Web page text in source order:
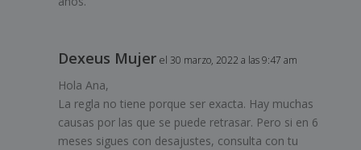
Dexeus Mujer el 30 marzo, 2022 a las 9:47 am
Hola Ana,
La regla no tiene porque ser exacta. Hay muchas
causas por las que se puede retrasar. Pero si en 6
meses sigues con desajustes, consulta con tu